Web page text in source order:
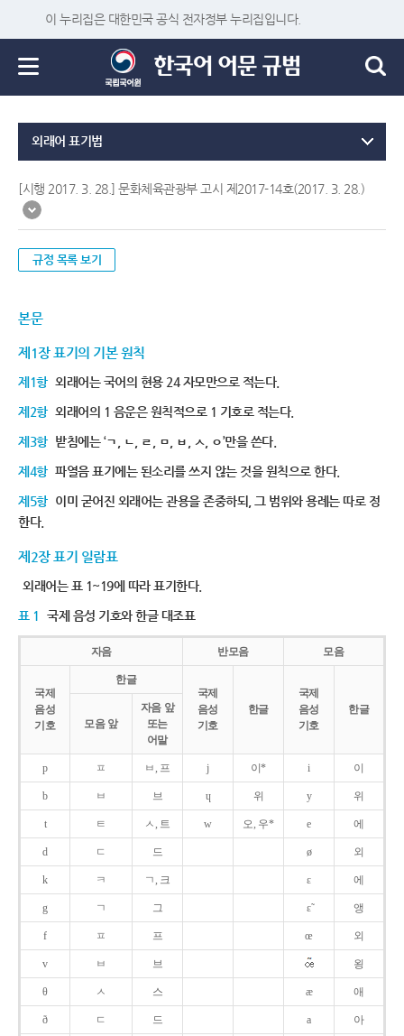
이 누리집은 대한민국 공식 전자정부 누리집입니다.
외래어 표기법
[시행 2017. 3. 28.] 문화체육관광부 고시 제2017-14호(2017. 3. 28.)
규정 목록 보기
본문
제1장 표기의 기본 원칙
제1항 외래어는 국어의 현용 24 자모만으로 적는다.
제2항 외래어의 1 음운은 원칙적으로 1 기호로 적는다.
제3항 받침에는 ‘ㄱ, ㄴ, ㄹ, ㅁ, ㅂ, ㅅ, ㅇ’만을 쓴다.
제4항 파열음 표기에는 된소리를 쓰지 않는 것을 원칙으로 한다.
제5항 이미 굳어진 외래어는 관용을 존중하되, 그 범위와 용례는 따로 정
한다.
제2장 표기 일람표
외래어는 표 1~19에 따라 표기한다.
표 1 국제 음성 기호와 한글 대조표
자음 반모음 모음
국제
음성
기호
한글
국제
음성
기호
한글
국제
음성
기호
한글
모음 앞
자음 앞
또는
어말
p ㅍ ㅂ, 프 j 이* i 이
b ㅂ 브 ɥ 위 y 위
t ㅌ ㅅ, 트 w 오, 우* e 에
d ㄷ 드 ø 외
k ㅋ ㄱ, 크 ɛ 에
g ㄱ 그 ɛ̃ 앵
f ㅍ 프 œ 외
v ㅂ 브 욍
θ ㅅ 스 æ 애
ð ㄷ 드 a 아